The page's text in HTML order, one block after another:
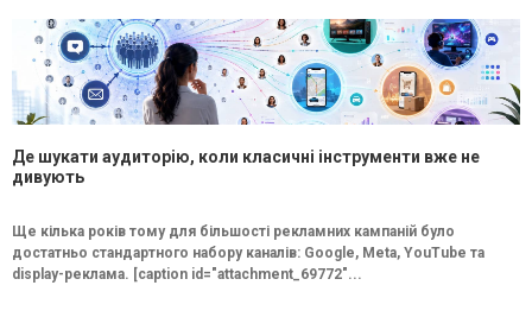
Де шукати аудиторію, коли класичні інструменти вже не
дивують
Ще кілька років тому для більшості рекламних кампаній було
достатньо стандартного набору каналів: Google, Meta, YouTube та
display-реклама. [caption id="attachment_69772"...